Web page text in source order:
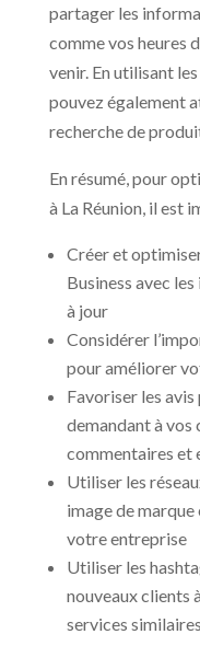
partager les
comme vos heures
venir. En utilisant
pouvez également
recherche de
En résumé, pour
à La Réunion, il est
Créer et
Business avec
à jour
Considérer
pour améliorer
Favoriser les
demandant à vos
commentaires et
Utiliser les
image de
votre entreprise
Utiliser les
nouveaux clients
services